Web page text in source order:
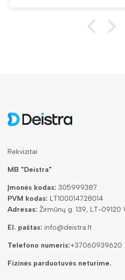
Rekvizitai
MB "Deistra"
Įmonės kodas: 305999387
PVM kodas: LT100014728014
Adresas: Žirmūnų g. 139, LT-09120
El. paštas: info@deistra.lt
Telefono numeris:+37060939620
Fizinės parduotuvės neturime.